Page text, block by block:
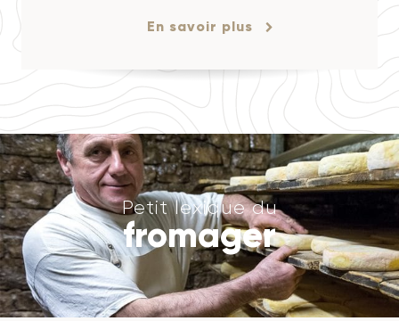
En savoir plus
Petit lexique du
fromager